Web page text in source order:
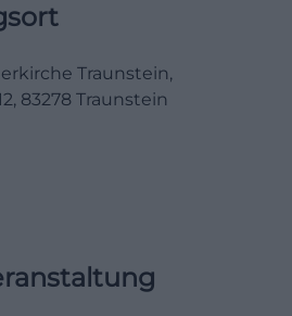
Traunstein,
83278 Traunstein